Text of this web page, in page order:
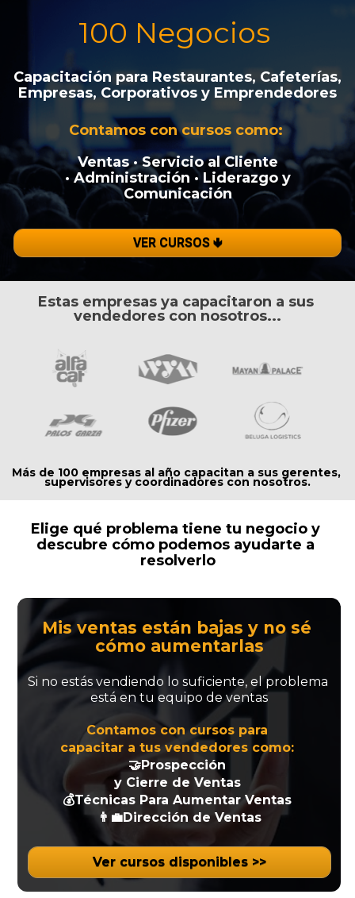
100 Negocios
Capacitación para Restaurantes, Cafeterías,
Empresas, Corporativos y Emprendedores
Contamos con cursos como:
Ventas · Servicio al Cliente
· Administración · Liderazgo y
Comunicación
VER CURSOS 🢃
Estas empresas ya capacitaron a sus
vendedores con nosotros...
Más de 100 empresas al año capacitan a sus gerentes,
supervisores y coordinadores con nosotros.
Elige qué problema tiene tu negocio y
descubre cómo podemos ayudarte a
resolverlo
Mis ventas están bajas y no sé
cómo aumentarlas
Si no estás vendiendo lo suficiente, el problema
está en tu equipo de ventas
Contamos con cursos para
capacitar a tus vendedores como:
🤝Prospección
y Cierre de Ventas
💰Técnicas Para Aumentar Ventas
👨‍💼Dirección de Ventas
Ver cursos disponibles >>